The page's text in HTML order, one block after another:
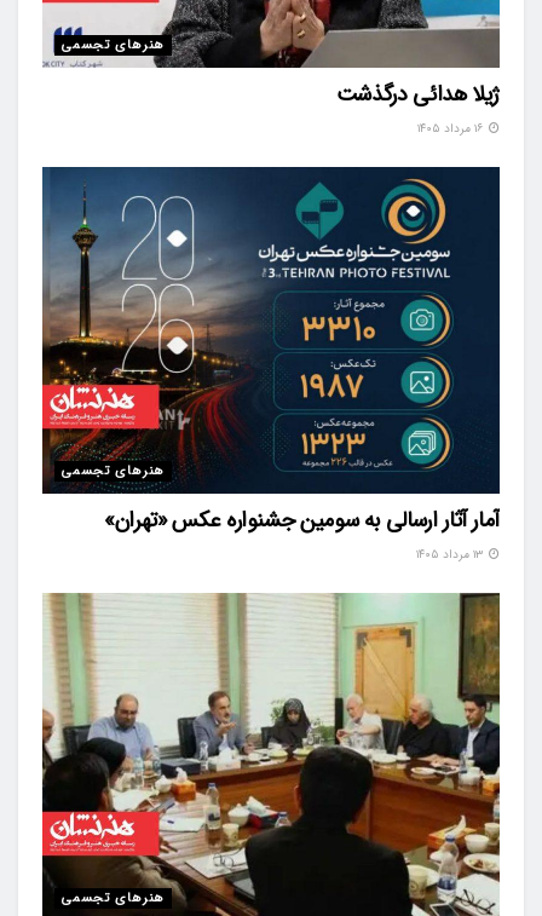
هنرهای تجسمی
ژیلا هدائی درگذشت
هنرهای تجسمی
آمار آثار ارسالی به سومین جشنواره عکس «تهران»
هنرهای تجسمی